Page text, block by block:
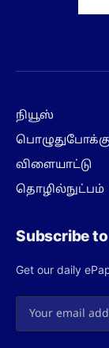
நியூஸ்
விளையாட்டு
தொழில்நுட்பம்
Subscribe
Get our daily